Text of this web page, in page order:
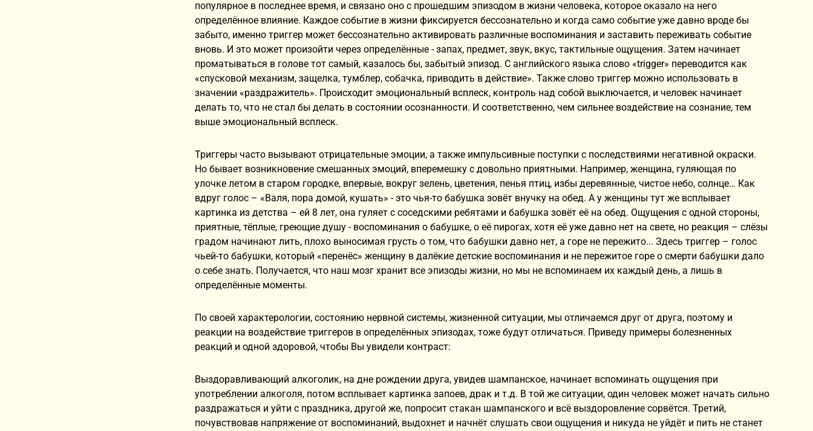
популярное в последнее время, и связано оно с прошедшим эпизодом в жизни человека, которое оказало на него
определённое влияние. Каждое событие в жизни фиксируется бессознательно и когда само событие уже давно вроде бы
забыто, именно триггер может бессознательно активировать различные воспоминания и заставить переживать событие
вновь. И это может произойти через определённые - запах, предмет, звук, вкус, тактильные ощущения. Затем начинает
проматываться в голове тот самый, казалось бы, забытый эпизод. С английского языка слово «trigger» переводится как
«спусковой механизм, защелка, тумблер, собачка, приводить в действие». Также слово триггер можно использовать в
значении «раздражитель». Происходит эмоциональный всплеск, контроль над собой выключается, и человек начинает
делать то, что не стал бы делать в состоянии осознанности. И соответственно, чем сильнее воздействие на сознание, тем
выше эмоциональный всплеск.
Триггеры часто вызывают отрицательные эмоции, а также импульсивные поступки с последствиями негативной окраски.
Но бывает возникновение смешанных эмоций, вперемешку с довольно приятными. Например, женщина, гуляющая по
улочке летом в старом городке, впервые, вокруг зелень, цветения, пенья птиц, избы деревянные, чистое небо, солнце… Как
вдруг голос – «Валя, пора домой, кушать» - это чья-то бабушка зовёт внучку на обед. А у женщины тут же всплывает
картинка из детства – ей 8 лет, она гуляет с соседскими ребятами и бабушка зовёт её на обед. Ощущения с одной стороны,
приятные, тёплые, греющие душу - воспоминания о бабушке, о её пирогах, хотя её уже давно нет на свете, но реакция – слёзы
градом начинают лить, плохо выносимая грусть о том, что бабушки давно нет, а горе не пережито... Здесь триггер – голос
чьей-то бабушки, который «перенёс» женщину в далёкие детские воспоминания и не пережитое горе о смерти бабушки дало
о себе знать. Получается, что наш мозг хранит все эпизоды жизни, но мы не вспоминаем их каждый день, а лишь в
определённые моменты.
По своей характерологии, состоянию нервной системы, жизненной ситуации, мы отличаемся друг от друга, поэтому и
реакции на воздействие триггеров в определённых эпизодах, тоже будут отличаться. Приведу примеры болезненных
реакций и одной здоровой, чтобы Вы увидели контраст:
Выздоравливающий алкоголик, на дне рождении друга, увидев шампанское, начинает вспоминать ощущения при
употреблении алкоголя, потом всплывает картинка запоев, драк и т.д. В той же ситуации, один человек может начать сильно
раздражаться и уйти с праздника, другой же, попросит стакан шампанского и всё выздоровление сорвётся. Третий,
почувствовав напряжение от воспоминаний, выдохнет и начнёт слушать свои ощущения и никуда не уйдёт и пить не станет